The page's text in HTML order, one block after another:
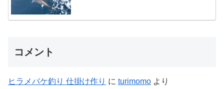
コメント
ヒラメバケ釣り 仕掛け作り に turimomo より